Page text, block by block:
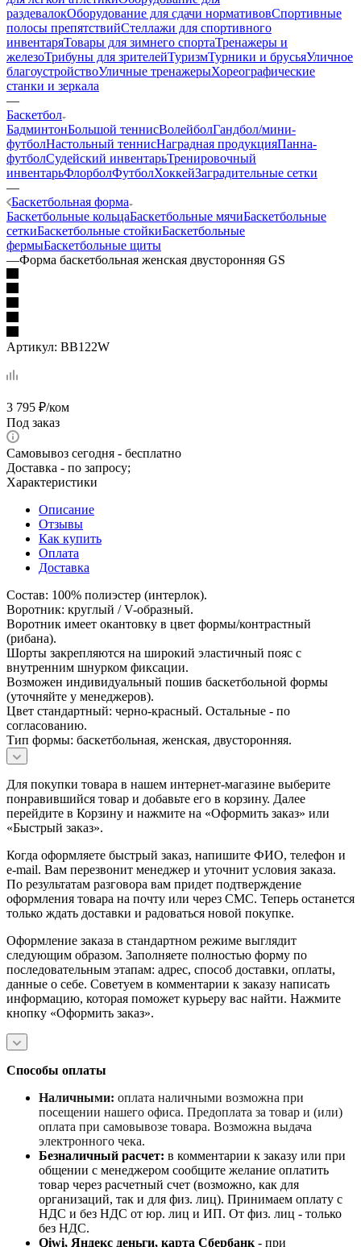
раздевалокОборудование для сдачи нормативовСпортивные
полосы препятствийСтеллажи для спортивного
инвентаряТовары для зимнего спортаТренажеры и
железоТрибуны для зрителейТуризмТурники и брусьяУличное
благоустройствоУличные тренажерыХореографические
станки и зеркала
—
Баскетбол
БадминтонБольшой теннисВолейболГандбол/мини-
футболНастольный теннисНаградная продукцияПанна-
футболСудейский инвентарьТренировочный
инвентарьФлорболФутболХоккейЗаградительные сетки
—
Баскетбольная форма
Баскетбольные кольцаБаскетбольные мячиБаскетбольные
сеткиБаскетбольные стойкиБаскетбольные
фермыБаскетбольные щиты
—Форма баскетбольная женская двусторонняя GS
Артикул: BB122W
3 795 ₽/ком
Под заказ
Самовывоз сегодня - бесплатно
Доставка - по запросу;
Характеристики
Описание
Отзывы
Как купить
Оплата
Доставка
Состав: 100% полиэстер (интерлок).
Воротник: круглый / V-образный.
Воротник имеет окантовку в цвет формы/контрастный
(рибана).
Шорты закрепляются на широкий эластичный пояс с
внутренним шнурком фиксации.
Возможен индивидуальный пошив баскетбольной формы
(уточняйте у менеджеров).
Цвет стандартный: черно-красный. Остальные - по
согласованию.
Тип формы: баскетбольная, женская, двусторонняя.
Для покупки товара в нашем интернет-магазине выберите
понравившийся товар и добавьте его в корзину. Далее
перейдите в Корзину и нажмите на «Оформить заказ» или
«Быстрый заказ».
Когда оформляете быстрый заказ, напишите ФИО, телефон и
e-mail. Вам перезвонит менеджер и уточнит условия заказа.
По результатам разговора вам придет подтверждение
оформления товара на почту или через СМС. Теперь останется
только ждать доставки и радоваться новой покупке.
Оформление заказа в стандартном режиме выглядит
следующим образом. Заполняете полностью форму по
последовательным этапам: адрес, способ доставки, оплаты,
данные о себе. Советуем в комментарии к заказу написать
информацию, которая поможет курьеру вас найти. Нажмите
кнопку «Оформить заказ».
Способы оплаты
Наличными: оплата наличными возможна при
посещении нашего офиса. Предоплата за товар и (или)
оплата при самовывозе товара. Возможна выдача
электронного чека.
Безналичный расчет: в комментарии к заказу или при
общении с менеджером сообщите желание оплатить
товар через расчетный счет (возможно, как для
организаций, так и для физ. лиц). Принимаем оплату с
НДС и без НДС от юр. лиц и ИП. От физ. лиц - только
без НДС.
Qiwi, Яндекс деньги, карта Сбербанк - при